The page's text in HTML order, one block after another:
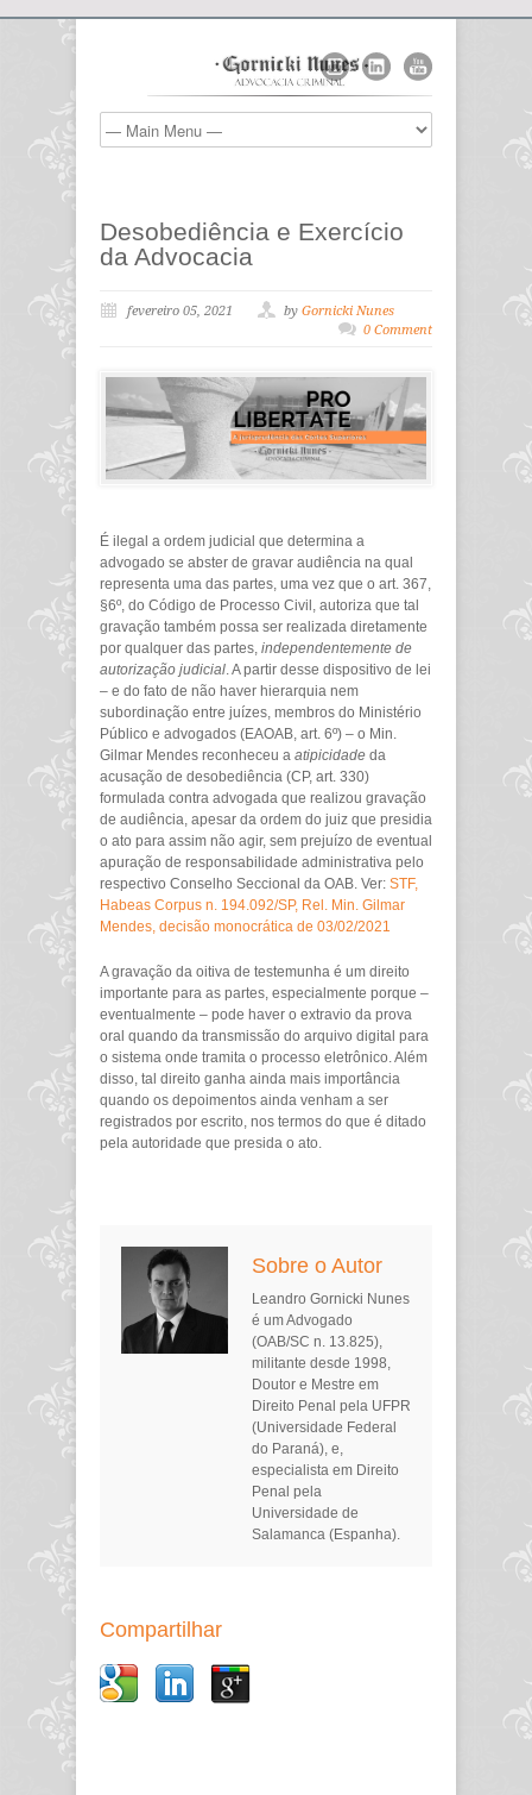
Desobediência e Exercício
da Advocacia
fevereiro 05, 2021 by Gornicki Nunes
0 Comment
É ilegal a ordem judicial que determina a
advogado se abster de gravar audiência na qual
representa uma das partes, uma vez que o art. 367,
§6º, do Código de Processo Civil, autoriza que tal
gravação também possa ser realizada diretamente
por qualquer das partes, independentemente de
autorização judicial. A partir desse dispositivo de lei
– e do fato de não haver hierarquia nem
subordinação entre juízes, membros do Ministério
Público e advogados (EAOAB, art. 6º) – o Min.
Gilmar Mendes reconheceu a atipicidade da
acusação de desobediência (CP, art. 330)
formulada contra advogada que realizou gravação
de audiência, apesar da ordem do juiz que presidia
o ato para assim não agir, sem prejuízo de eventual
apuração de responsabilidade administrativa pelo
respectivo Conselho Seccional da OAB. Ver: STF,
Habeas Corpus n. 194.092/SP, Rel. Min. Gilmar
Mendes, decisão monocrática de 03/02/2021
A gravação da oitiva de testemunha é um direito
importante para as partes, especialmente porque –
eventualmente – pode haver o extravio da prova
oral quando da transmissão do arquivo digital para
o sistema onde tramita o processo eletrônico. Além
disso, tal direito ganha ainda mais importância
quando os depoimentos ainda venham a ser
registrados por escrito, nos termos do que é ditado
pela autoridade que presida o ato.
Sobre o Autor
Leandro Gornicki Nunes
é um Advogado
(OAB/SC n. 13.825),
militante desde 1998,
Doutor e Mestre em
Direito Penal pela UFPR
(Universidade Federal
do Paraná), e,
especialista em Direito
Penal pela
Universidade de
Salamanca (Espanha).
Compartilhar